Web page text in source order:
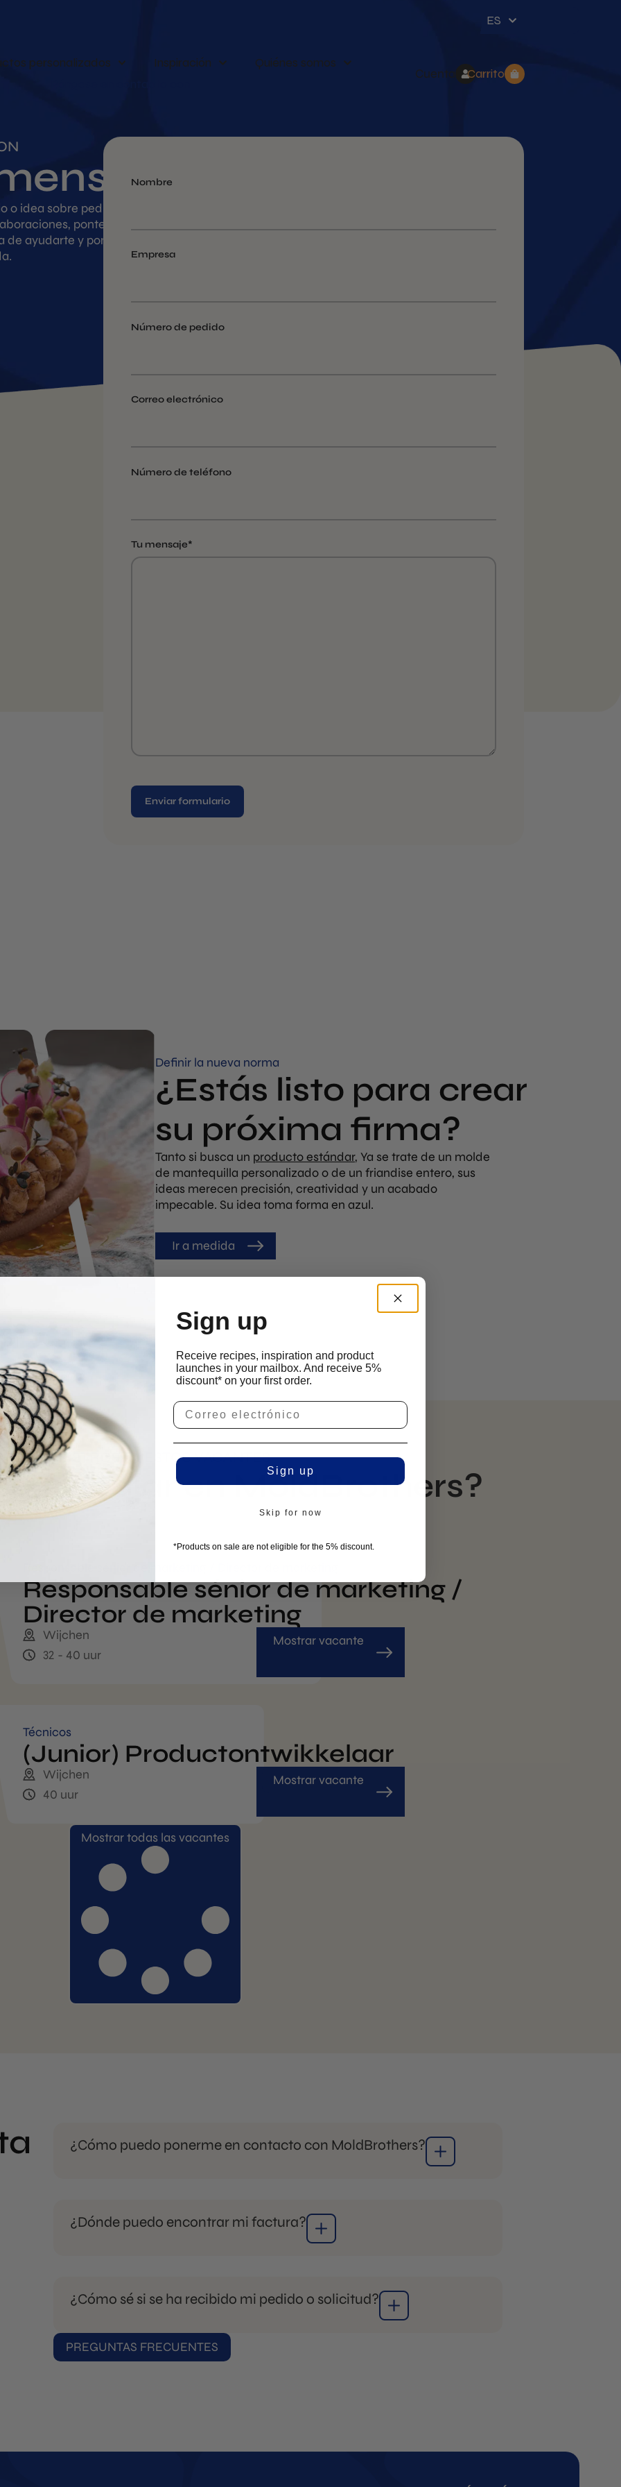
ES
personalizados Inspiración
Quiénes somos
Cuenta Carrito
o idea sobre pedidos,
ponte en
ayudarte y ponerte
Nombre
Empresa
Número de pedido
Correo electrónico
Número de teléfono
Tu mensaje*
Definir la nueva norma
¿Estás listo para crear
su próxima firma?
Tanto si busca un producto estándar, Ya se trate de un molde
de mantequilla personalizado o de un friandise entero, sus
ideas merecen precisión, creatividad y un acabado
impecable. Su idea toma forma en azul.
Ir a medida
NUESTROS PUESTOS VACANTES
trabajar en MoldBrothers?
Responsable sénior de marketing /
Director de marketing
Wijchen
32 - 40 uur
Mostrar vacante
Técnicos
(Junior) Productontwikkelaar
Wijchen
40 uur
Mostrar vacante
Mostrar todas las vacantes
¿Cómo puedo ponerme en contacto con MoldBrothers?
105 1500
¿Dónde puedo encontrar mi factura?
¿Cómo sé si se ha recibido mi pedido o solicitud?
PREGUNTAS FRECUENTES
Sign up
Receive recipes, inspiration and product
launches in your mailbox. And receive 5%
discount* on your first order.
Sign up
Skip for now
*Products on sale are not eligible for the 5% discount.